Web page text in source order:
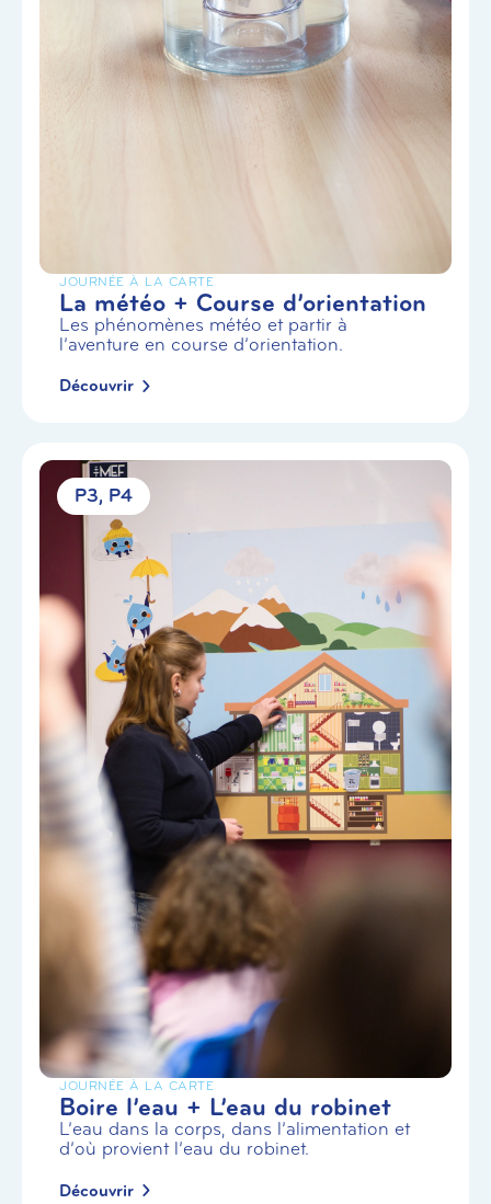
JOURNÉE À LA CARTE
La météo + Course d’orientation
Les phénomènes météo et partir à
l’aventure en course d’orientation.
Découvrir
P3 P4
JOURNÉE À LA CARTE
Boire l’eau + L’eau du robinet
L’eau dans la corps, dans l’alimentation et
d’où provient l’eau du robinet.
Découvrir